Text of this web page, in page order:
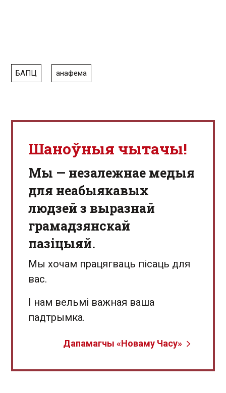
БАПЦ анафема
Шаноўныя чытачы!
Мы — незалежнае медыя
для неабыякавых
людзей з выразнай
грамадзянскай
пазіцыяй.
Мы хочам працягваць пісаць для
вас.
І нам вельмі важная ваша
падтрымка.
Дапамагчы «Новаму Часу»